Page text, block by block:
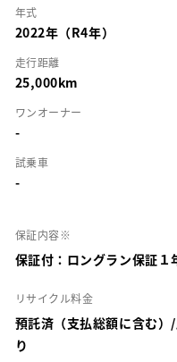
年式
2022年（R4年）
走行距離
25,000km
ワンオーナー
-
試乗車
-
保証内容※
保証付：ロングラン保証１
リサイクル料金
預託済（支払総額に含む
り